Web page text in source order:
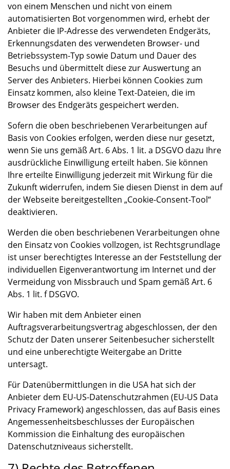
von einem Menschen und nicht von einem
automatisierten Bot vorgenommen wird, erhebt der
Anbieter die IP-Adresse des verwendeten Endgeräts,
Erkennungsdaten des verwendeten Browser- und
Betriebssystem-Typ sowie Datum und Dauer des
Besuchs und übermittelt diese zur Auswertung an
Server des Anbieters. Hierbei können Cookies zum
Einsatz kommen, also kleine Text-Dateien, die im
Browser des Endgeräts gespeichert werden.
Sofern die oben beschriebenen Verarbeitungen auf
Basis von Cookies erfolgen, werden diese nur gesetzt,
wenn Sie uns gemäß Art. 6 Abs. 1 lit. a DSGVO dazu Ihre
ausdrückliche Einwilligung erteilt haben. Sie können
Ihre erteilte Einwilligung jederzeit mit Wirkung für die
Zukunft widerrufen, indem Sie diesen Dienst in dem auf
der Webseite bereitgestellten „Cookie-Consent-Tool“
deaktivieren.
Werden die oben beschriebenen Verarbeitungen ohne
den Einsatz von Cookies vollzogen, ist Rechtsgrundlage
ist unser berechtigtes Interesse an der Feststellung der
individuellen Eigenverantwortung im Internet und der
Vermeidung von Missbrauch und Spam gemäß Art. 6
Abs. 1 lit. f DSGVO.
Wir haben mit dem Anbieter einen
Auftragsverarbeitungsvertrag abgeschlossen, der den
Schutz der Daten unserer Seitenbesucher sicherstellt
und eine unberechtigte Weitergabe an Dritte
untersagt.
Für Datenübermittlungen in die USA hat sich der
Anbieter dem EU-US-Datenschutzrahmen (EU-US Data
Privacy Framework) angeschlossen, das auf Basis eines
Angemessenheitsbeschlusses der Europäischen
Kommission die Einhaltung des europäischen
Datenschutzniveaus sicherstellt.